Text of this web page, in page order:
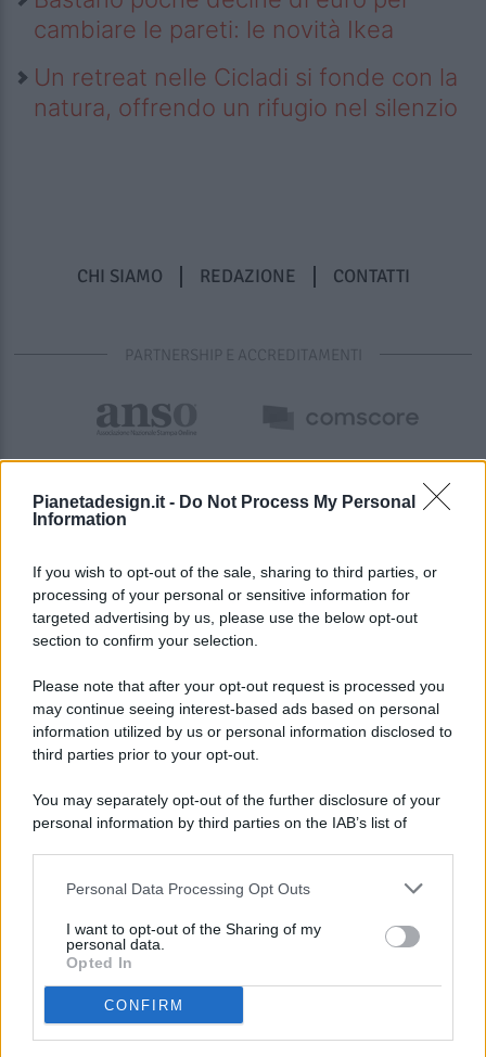
Pianetadesign.it - Do Not Process My Personal
Information
If you wish to opt-out of the sale, sharing to third parties, or
processing of your personal or sensitive information for
targeted advertising by us, please use the below opt-out
section to confirm your selection.
Please note that after your opt-out request is processed you
may continue seeing interest-based ads based on personal
information utilized by us or personal information disclosed to
third parties prior to your opt-out.
You may separately opt-out of the further disclosure of your
personal information by third parties on the IAB’s list of
This information may also be disclosed by us to third parties
disclose it to other third parties.
Personal Data Processing Opt Outs
I want to opt-out of the Sharing of my
personal data.
Opted In
CONFIRM
cambiare le pareti: le novità Ikea
Un retreat nelle Cicladi si fonde con la
natura, offrendo un rifugio nel silenzio
CHI SIAMO REDAZIONE CONTATTI
PARTNERSHIP E ACCREDITAMENTI
© 2026 - Pianeta Design - P.IVA 04827280654 - Testata
Registrata Al Tribunale Di Nocera Inferiore N. 8/2020 - RG N.
ISCRIZIONE AL ROC N. 35792 – ISCRITTA ALL’ANSO
(ASSOCIAZIONE NAZIONALE STAMPA ONLINE)
PREFERENZE PRIVACY